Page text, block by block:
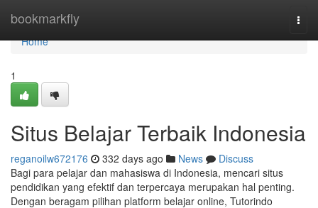
bookmarkfly
Home
Home
1
Situs Belajar Terbaik Indonesia
reganoilw672176 332 days ago News
Discuss
Bagi para pelajar dan mahasiswa di Indonesia, mencari situs
pendidikan yang efektif dan terpercaya merupakan hal penting.
Dengan beragam pilihan platform belajar online, Tutorindo